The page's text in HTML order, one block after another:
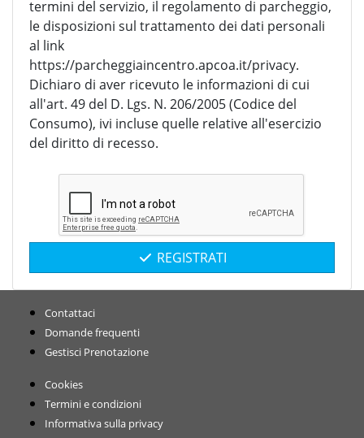
termini del servizio, il regolamento di parcheggio,
le disposizioni sul trattamento dei dati personali
al link
https://parcheggiaincentro.apcoa.it/privacy.
Dichiaro di aver ricevuto le informazioni di cui
all'art. 49 del D. Lgs. N. 206/2005 (Codice del
Consumo), ivi incluse quelle relative all'esercizio
del diritto di recesso.
REGISTRATI
Contattaci
Domande frequenti
Gestisci Prenotazione
Cookies
Termini e condizioni
Informativa sulla privacy